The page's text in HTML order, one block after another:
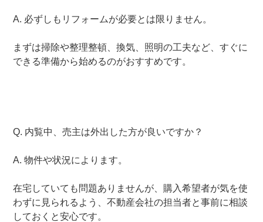
A. 必ずしもリフォームが必要とは限りません。
まずは掃除や整理整頓、換気、照明の工夫など、すぐに
できる準備から始めるのがおすすめです。
Q. 内覧中、売主は外出した方が良いですか？
A. 物件や状況によります。
在宅していても問題ありませんが、購入希望者が気を使
わずに見られるよう、不動産会社の担当者と事前に相談
しておくと安心です。